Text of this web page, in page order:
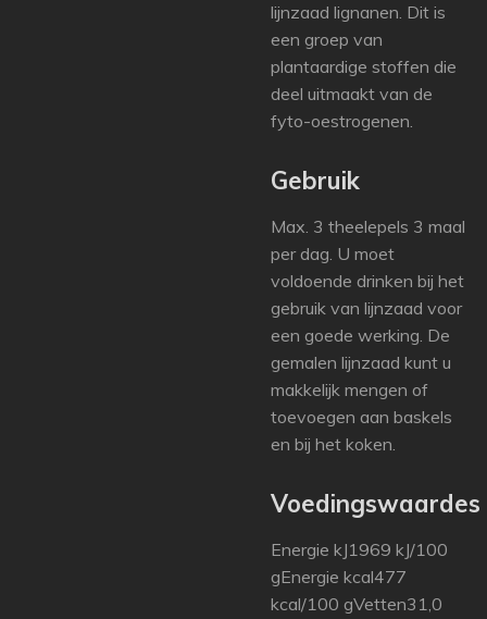
lijnzaad lignanen. Dit is
een groep van
plantaardige stoffen die
deel uitmaakt van de
fyto-oestrogenen.
Gebruik
Max. 3 theelepels 3 maal
per dag. U moet
voldoende drinken bij het
gebruik van lijnzaad voor
een goede werking. De
gemalen lijnzaad kunt u
makkelijk mengen of
toevoegen aan baskels
en bij het koken.
Voedingswaardes
Energie kJ1969 kJ/100
gEnergie kcal477
kcal/100 gVetten31,0